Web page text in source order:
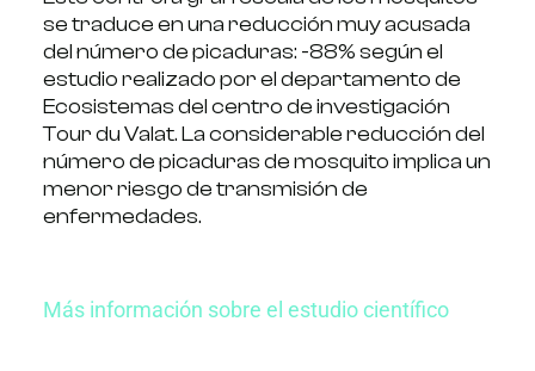
se traduce en una reducción muy acusada
del número de picaduras: -88% según el
estudio realizado por el departamento de
Ecosistemas del centro de investigación
Tour du Valat. La considerable reducción del
número de picaduras de mosquito implica un
menor riesgo de transmisión de
enfermedades.
Más información sobre el estudio científico